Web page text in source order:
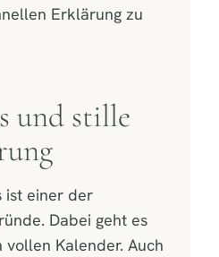
Erklärung zu
und stille
ist einer der
Dabei geht es
Kalender. Auch